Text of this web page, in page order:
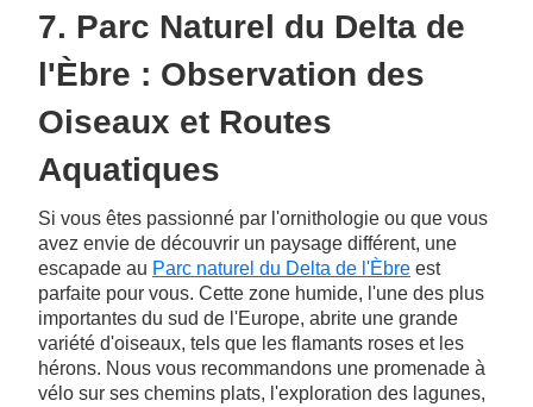
7. Parc Naturel du Delta de
l'Èbre : Observation des
Oiseaux et Routes
Aquatiques
Si vous êtes passionné par l'ornithologie ou que vous
avez envie de découvrir un paysage différent, une
escapade au Parc naturel du Delta de l'Èbre est
parfaite pour vous. Cette zone humide, l'une des plus
importantes du sud de l'Europe, abrite une grande
variété d'oiseaux, tels que les flamants roses et les
hérons. Nous vous recommandons une promenade à
vélo sur ses chemins plats, l'exploration des lagunes,